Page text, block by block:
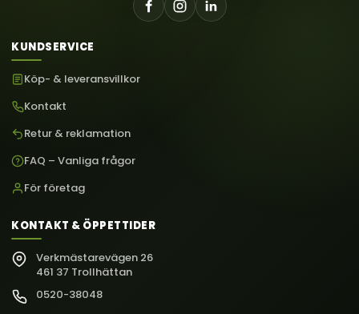
KUNDSERVICE
Köp- & leveransvillkor
Kontakt
Retur & reklamation
FAQ – Vanliga frågor
För företag
KONTAKT & ÖPPETTIDER
Verkmästarevägen 26
461 37 Trollhättan
0520-38048